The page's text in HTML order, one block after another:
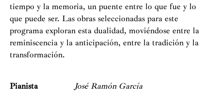
tiempo y la memoria, un puente entre lo que fue y lo
que puede ser. Las obras seleccionadas para este
programa exploran esta dualidad, moviéndose entre la
reminiscencia y la anticipación, entre la tradición y la
transformación.
Pianista José Ramón García